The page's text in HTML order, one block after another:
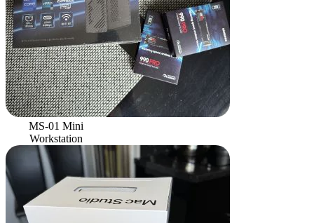
MS-01 Mini
Workstation